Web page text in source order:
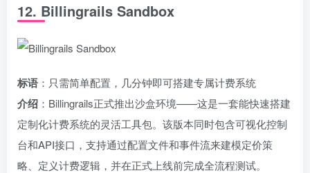
12. Billingrails Sandbox
标语 ：只需简单配置，几分钟即可搭建专属计费系统
介绍 ：Billingrails正式推出沙盒环境——这是一套能快速搭建
定制化计费系统的灵活工具包。该版本同时包含可视化控制
台和API接口，支持通过配置文件和事件流来建模定价策
略、定义计费逻辑，并在正式上线前完成全流程测试。